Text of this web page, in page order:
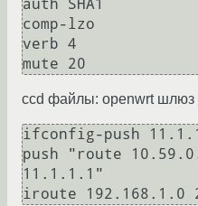
auth SHA1
comp-lzo
verb 4
mute 20
ccd файлы: openwrt шлюз
ifconfig-push
push "route
11.1.1.1"
iroute 192.168.1.0